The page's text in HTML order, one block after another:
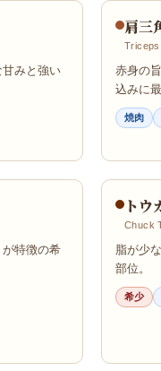
みと強い
肩三
赤身の
込みに
焼肉
特徴の希
トウ
Chuck
脂が少
部位。
希少